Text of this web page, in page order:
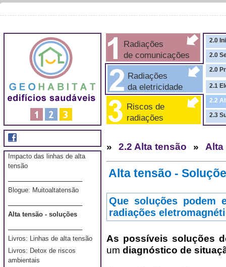
Radiações
de comunicações
Radiações
da eletricidade
Riscos de
radiações
2.0
2.0
2.0
2.1
2.2
2.3
Impacto das linhas de alta
tensão
Blogue: Muitoaltatensão
Alta tensão - soluções
Livros: Linhas de alta tensão
Livros: Detox de riscos
ambientais
» 2.2 Alta tensão » Alta
Alta tensão -
Que soluções podem
radiações
As possíveis soluções
um diagnóstico de